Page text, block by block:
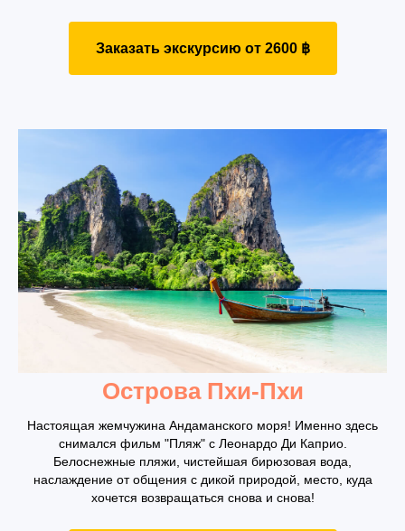
Заказать экскурсию от 2600 ฿
Острова Пхи-Пхи
Настоящая жемчужина Андаманского моря! Именно здесь
снимался фильм "Пляж" с Леонардо Ди Каприо.
Белоснежные пляжи, чистейшая бирюзовая вода,
наслаждение от общения с дикой природой, место, куда
хочется возвращаться снова и снова!